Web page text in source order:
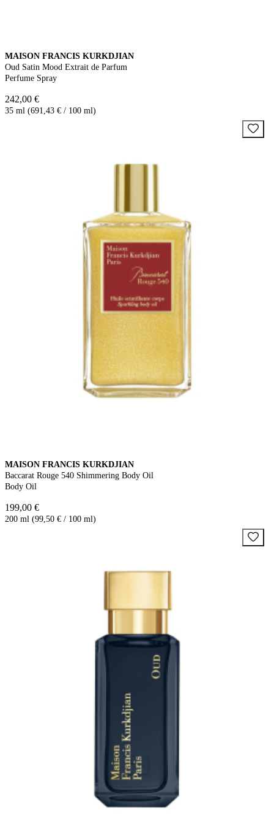
MAISON FRANCIS KURKDJIAN
Oud Satin Mood Extrait de Parfum
Perfume Spray
242,00 €
35 ml (691,43 € / 100 ml)
MAISON FRANCIS KURKDJIAN
Baccarat Rouge 540 Shimmering Body Oil
Body Oil
199,00 €
200 ml (99,50 € / 100 ml)